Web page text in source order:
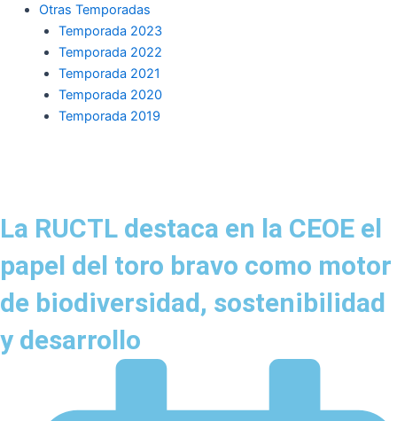
Otras Temporadas
Temporada 2023
Temporada 2022
Temporada 2021
Temporada 2020
Temporada 2019
La RUCTL destaca en la CEOE el
papel del toro bravo como motor
de biodiversidad, sostenibilidad
y desarrollo